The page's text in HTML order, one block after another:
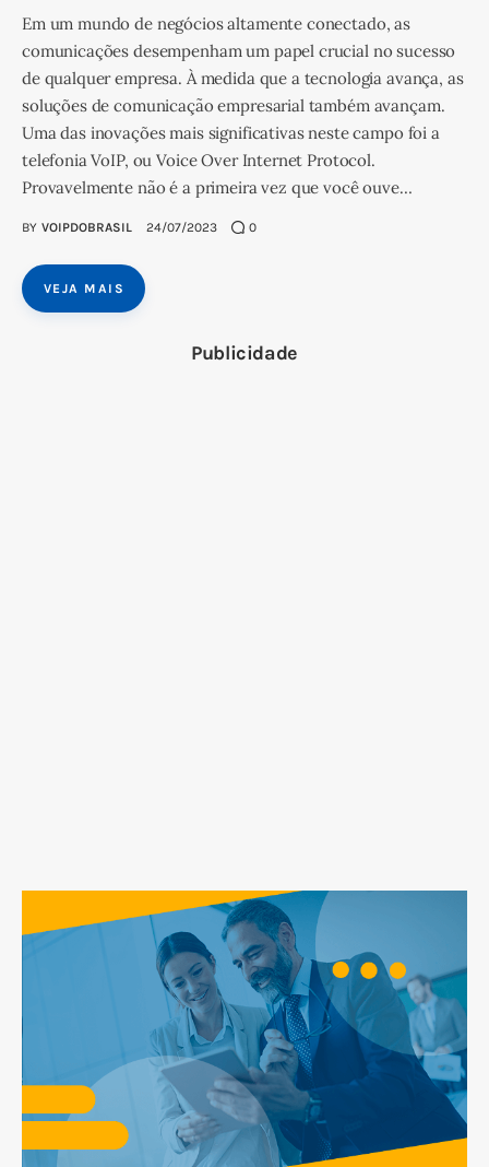
Em um mundo de negócios altamente conectado, as
comunicações desempenham um papel crucial no sucesso
de qualquer empresa. À medida que a tecnologia avança, as
soluções de comunicação empresarial também avançam.
Uma das inovações mais significativas neste campo foi a
telefonia VoIP, ou Voice Over Internet Protocol.
Provavelmente não é a primeira vez que você ouve…
BY VOIPDOBRASIL 24/07/2023 0
VEJA MAIS
Publicidade